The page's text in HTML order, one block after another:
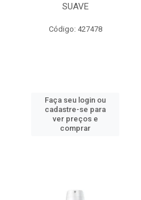
SUAVE
Código: 427478
Faça seu login ou
cadastre-se para
ver preços e
comprar